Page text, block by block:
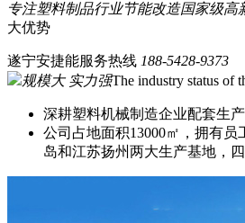
专注塑料制品行业节能改造国家级高
大优势
遂宁安捷能服务热线 188-5428-9373
规模大 实力强The industry status of
深耕塑料机械制造企业配套生产
公司占地面积13000㎡，拥有员
岛和江苏扬州两大生产基地，四